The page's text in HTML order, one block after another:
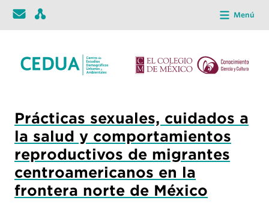
Menú
Prácticas sexuales, cuidados a
la salud y comportamientos
reproductivos de migrantes
centroamericanos en la
frontera norte de México